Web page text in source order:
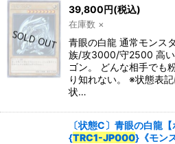
39,800円(税込)
在庫数 ×
青眼の白龍 通常モンス
族/攻3000/守2500 高い
ゴン。 どんな相手でも
り知れない。 ※状態表
状…
〔状態C〕青眼の白龍【
{TRC1-JP000}《モン